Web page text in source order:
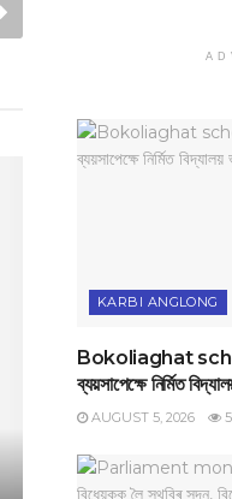
KARBI ANGLONG
Bokoliaghat
ব্যয়সাপেক্ষে নির্মিত
AUGUST 5, 2026